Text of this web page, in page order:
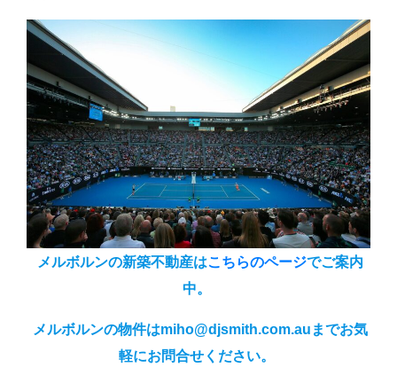
メルボルンの新築不動産はこちらのページでご案内
中。
メルボルンの物件はmiho@djsmith.com.auまでお気
軽にお問合せください。